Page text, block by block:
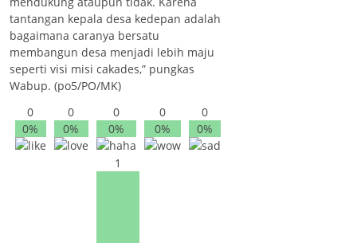
tantangan kepala desa kedepan adalah
bagaimana caranya bersatu
membangun desa menjadi lebih maju
seperti visi misi cakades,” pungkas
Wabup. (po5/PO/MK)
0
0%
0
0%
0
0%
0
0%
0
0%
1